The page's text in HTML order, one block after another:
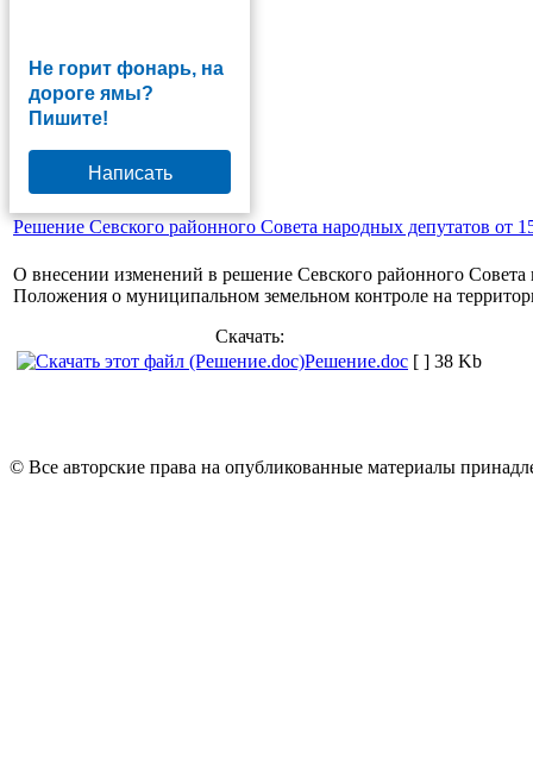
Не горит фонарь, на
дороге ямы?
Пишите!
Написать
Решение Севского районного Совета народных депутатов от
О внесении изменений в решение Севского районного
Положения о муниципальном земельном контроле на
Скачать:
Решение.doc [ ] 38 Kb
© Все авторские права на опубликованные материалы